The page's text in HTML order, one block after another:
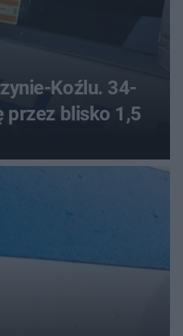
Koźlu. 34-
przez blisko 1,5